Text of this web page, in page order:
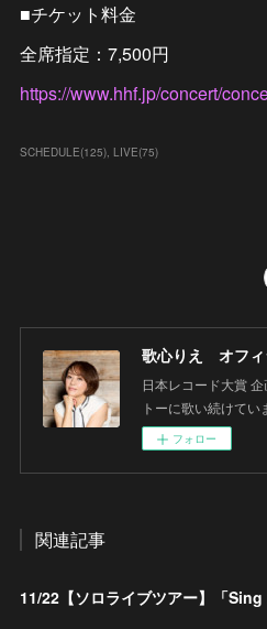
■チケット料金
全席指定：7,500円
https://www.hhf.jp/concert/
SCHEDULE(125) LIVE(75)
歌心りえ オフィ
日本レコード大賞
トーに歌い続けてい
フォロー
関連記事